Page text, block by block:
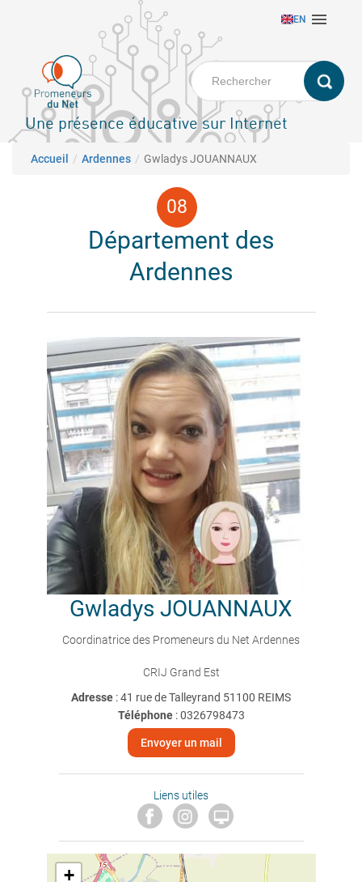
principal
EN 
Une présence éducative sur Internet
Fil d'Ariane
Accueil Ardennes Gwladys JOUANNAUX
Département des
Ardennes
Gwladys JOUANNAUX
Coordinatrice des Promeneurs du Net Ardennes
CRIJ Grand Est
Adresse : 41 rue de Talleyrand 51100 REIMS
Téléphone:0326798473
Envoyer un mail
Liens utiles

+